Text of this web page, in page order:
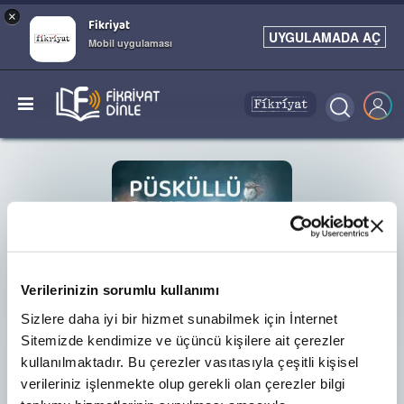
Verilerinizin sorumlu kullanımı
Sizlere daha iyi bir hizmet sunabilmek için İnternet
Sitemizde kendimize ve üçüncü kişilere ait çerezler
kullanılmaktadır. Bu çerezler vasıtasıyla çeşitli kişisel
verileriniz işlenmekte olup gerekli olan çerezler bilgi
× Fikriyat
Mobil uygulaması UYGULAMADA AÇ
PODCAST